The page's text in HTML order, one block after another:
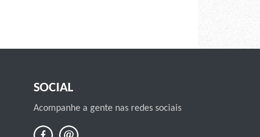
SOCIAL
Acompanhe a gente nas redes sociais